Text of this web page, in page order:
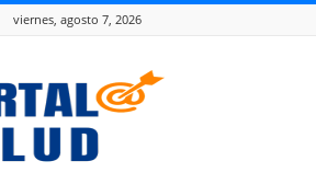
viernes, agosto 7, 2026